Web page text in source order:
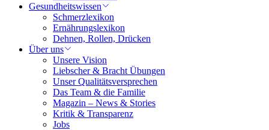
Gesundheitswissen
Schmerzlexikon
Ernährungslexikon
Dehnen, Rollen, Drücken
Über uns
Unsere Vision
Liebscher & Bracht Übungen
Unser Qualitätsversprechen
Das Team & die Familie
Magazin – News & Stories
Kritik & Transparenz
Jobs